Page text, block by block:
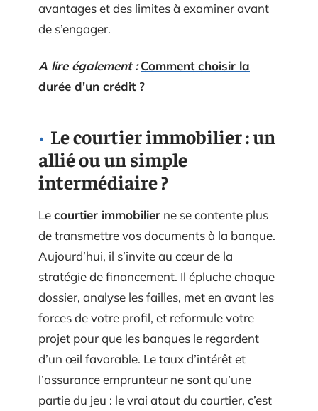
avantages et des limites à examiner avant
de s’engager.
A lire également : Comment choisir la
durée d'un crédit ?
Le courtier immobilier : un
allié ou un simple
intermédiaire ?
Lecourtier immobilier ne se contente plus
de transmettre vos documents à la banque.
Aujourd’hui, il s’invite au cœur de la
stratégie de financement. Il épluche chaque
dossier, analyse les failles, met en avant les
forces de votre profil, et reformule votre
projet pour que les banques le regardent
d’un œil favorable. Le taux d’intérêt et
l’assurance emprunteur ne sont qu’une
partie du jeu : le vrai atout du courtier, c’est